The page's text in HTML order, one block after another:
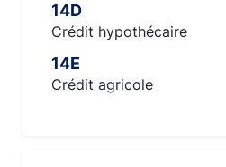
14D
Crédit hypothécaire
14E
Crédit agricole